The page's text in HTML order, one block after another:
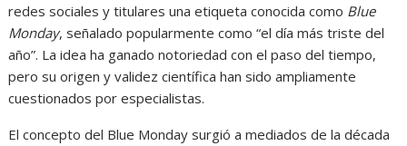
redes sociales y titulares una etiqueta conocida como Blue
Monday, señalado popularmente como “el día más triste del
año”. La idea ha ganado notoriedad con el paso del tiempo,
pero su origen y validez científica han sido ampliamente
cuestionados por especialistas.
El concepto del Blue Monday surgió a mediados de la década